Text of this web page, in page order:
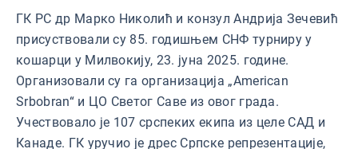
ГК РС др Марко Николић и конзул Андрија Зечевић
присуствовали су 85. годишњем СНФ турниру у
кошарци у Милвокију, 23. јуна 2025. године.
Организовали су га организација „American
Srbobran“ и ЦО Светог Саве из овог града.
Учествовало је 107 срспеких екипа из целе САД и
Канаде. ГК уручио је дрес Српске репрезентације,